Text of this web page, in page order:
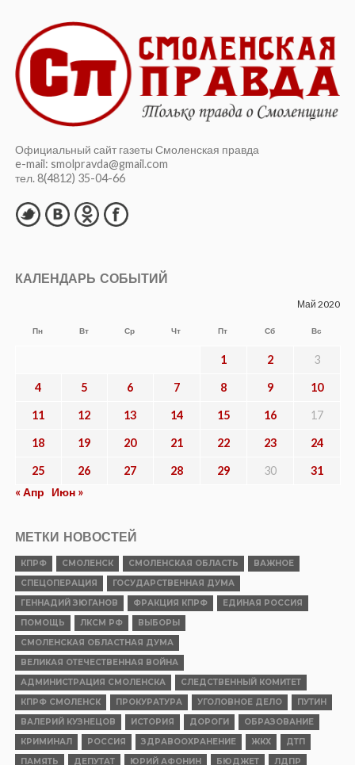
Официальный сайт газеты Смоленская правда
e-mail: smolpravda@gmail.com
тел. 8(4812) 35-04-66
КАЛЕНДАРЬ СОБЫТИЙ
Май 2020
Пн Вт Ср Чт Пт Сб Вс
1 2 3
4 5 6 7 8 9 10
11 12 13 14 15 16 17
18 19 20 21 22 23 24
25 26 27 28 29 30
31
« Апр
Июн »
МЕТКИ НОВОСТЕЙ
КПРФ СМОЛЕНСК СМОЛЕНСКАЯ ОБЛАСТЬ
ВАЖНОЕ
СПЕЦОПЕРАЦИЯ
ГОСУДАРСТВЕННАЯ ДУМА
ГЕННАДИЙ ЗЮГАНОВ
ФРАКЦИЯ КПРФ
ЕДИНАЯ РОССИЯ
ПОМОЩЬ
ЛКСМ РФ
ВЫБОРЫ
СМОЛЕНСКАЯ ОБЛАСТНАЯ ДУМА
ВЕЛИКАЯ ОТЕЧЕСТВЕННАЯ ВОЙНА
АДМИНИСТРАЦИЯ СМОЛЕНСКА
СЛЕДСТВЕННЫЙ КОМИТЕТ
КПРФ СМОЛЕНСК
ПРОКУРАТУРА УГОЛОВНОЕ ДЕЛО
ПУТИН
ВАЛЕРИЙ КУЗНЕЦОВ
ИСТОРИЯ ДОРОГИ
ОБРАЗОВАНИЕ
КРИМИНАЛ
РОССИЯ ЗДРАВООХРАНЕНИЕ ЖКХ
ДТП
ПАМЯТЬ
ДЕПУТАТ ЮРИЙ АФОНИН БЮДЖЕТ ЛДПР